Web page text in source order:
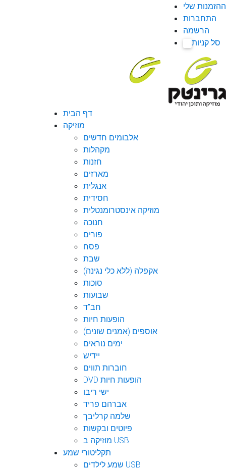
ההזמנות שלי
התחברות
הרשמה
סל קניות
דף הבית
מוזיקה
אלבומים חדשים
מקהלות
חזנות
מארזים
אנגלית
חסידית
מוזיקה אינסטרומנטלית
חנוכה
פורים
פסח
שבת
אקפלה (ללא כלי נגינה)
סוכות
שבועות
חב"ד
הופעות חיות
אוספים (אמנים שונים)
ימים נוראים
יידיש
חוברות תווים
DVD הופעות חיות
ישי ריבו
אברהם פריד
שלמה קרליבך
פיוטים ובקשות
מוזיקה ב USB
תקליטורי שמע
שמע לילדים USB